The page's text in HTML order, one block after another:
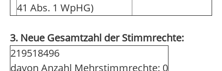
41 Abs. 1 WpHG)
3. Neue Gesamtzahl der Stimmrechte:
219518496
davon Anzahl Mehrstimmrechte: 0